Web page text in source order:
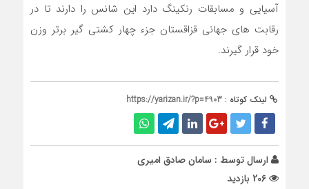
آسیایی و مسابقات رنکینگ دارد این شانس را دارند تا در
رقابت های جهانی قزاقستان جزء چهار کشتی گیر برتر وزن
خود قرار گیرند.
لینک کوتاه : https://yarizan.ir/?p=4903
ارسال توسط : سامان صادق امیری